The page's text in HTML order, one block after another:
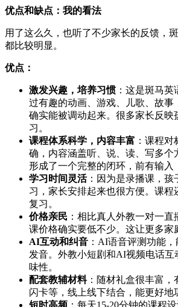
优点和缺点：我的看法
用了这么久，也听了不少家长的反馈，
都比较明显。
优点：
激发兴趣，培养习惯：这是斑马英
过有趣的动画、游戏、儿歌、故事
确实能被调动起来。很多家长反映
习。
课程体系科学，内容丰富 ：课程
确，内容涵盖听、说、读、写多个
形成了一个完整的闭环，前有输入
学习时间灵活：因为是录播课，孩
习，家长安排起来也很方便。课程
复习。
价格亲民 ：相比真人外教一对一
课价格确实要低不少。这让更多家
AI互动和纠音 ：AI语音评测功能
发音。外教小短剧和AI视频电话互
味性。
配套教辅材料：随材礼盒很丰富，
闪卡等，线上线下结合，能更好地
短时高频 ：每天15-20分钟的课程